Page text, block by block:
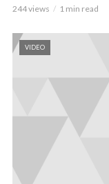
244 views 1 min read
VIDEO